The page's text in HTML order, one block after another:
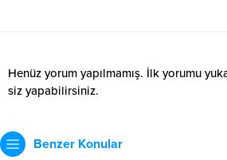
Henüz yorum yapılmamış. İlk yorumu
siz yapabilirsiniz.
Benzer Konular